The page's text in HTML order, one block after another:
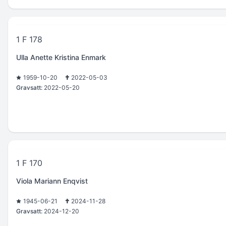
1 F 178
Ulla Anette Kristina Enmark
1959-10-20
2022-05-03
Gravsatt: 2022-05-20
1 F 170
Viola Mariann Enqvist
1945-06-21
2024-11-28
Gravsatt: 2024-12-20